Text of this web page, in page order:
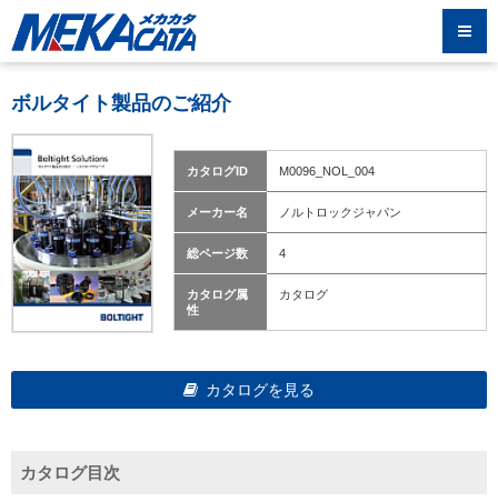
ボルタイト製品のご紹介
カタログID M0096_NOL_004
メーカー名 ノルトロックジャパン
総ページ数 4
カタログ属
性
カタログ
カタログを見る
カタログ目次